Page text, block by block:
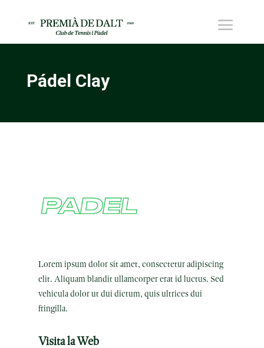
Pádel Clay
Lorem ipsum dolor sit amet, consectetur adipiscing
elit. Aliquam blandit ullamcorper erat id luctus. Sed
vehicula dolor ut dui dictum, quis ultrices dui
fringilla.
Visita la Web